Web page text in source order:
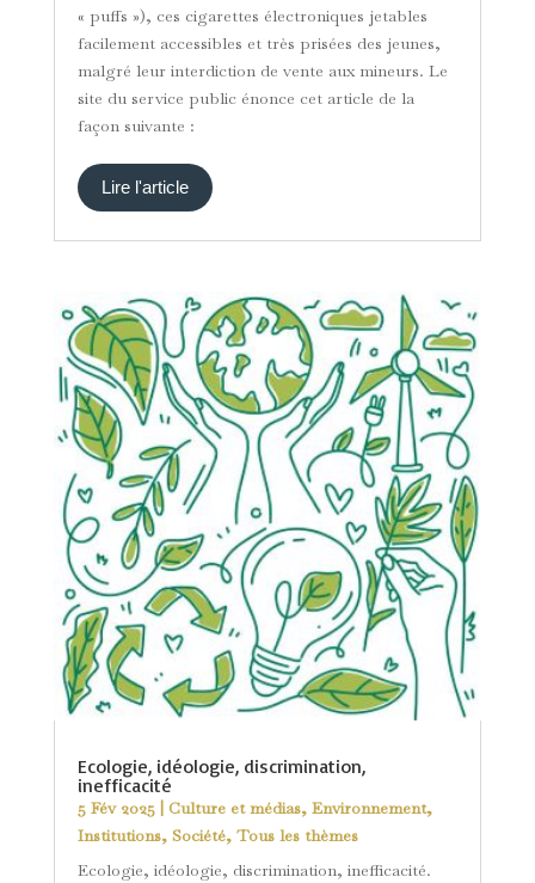
« puffs »), ces cigarettes électroniques jetables
facilement accessibles et très prisées des jeunes,
malgré leur interdiction de vente aux mineurs. Le
site du service public énonce cet article de la
façon suivante :
Lire l'article
Ecologie, idéologie, discrimination,
inefficacité
5 Fév 2025| Culture et médias, Environnement,
Institutions, Société, Tous les thèmes
Ecologie, idéologie, discrimination, inefficacité.